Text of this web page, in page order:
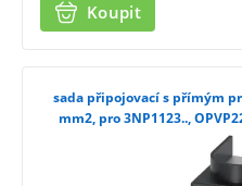
Koupit
sada připojovací s přímým
mm2, pro 3NP1123..,